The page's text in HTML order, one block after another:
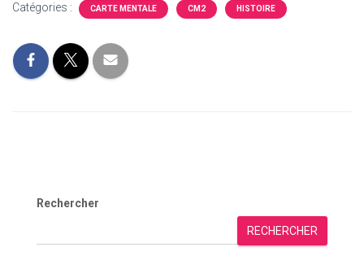
Catégories : CARTE MENTALE CM2 HISTOIRE
Rechercher
RECHERCHER